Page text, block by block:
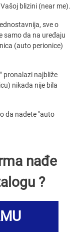
blizini (near me).
sve o
samo da na uređaju
(auto perionice)
pronalazi najbliže
nikada nije bila
da nađete "auto
nađe
?